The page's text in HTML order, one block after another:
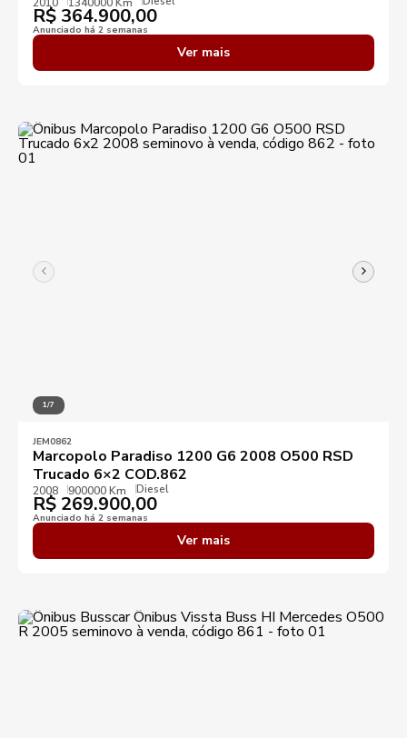
R$ 364.900,00
Anunciado há 2 semanas
Ver mais
1/7
JEM0862
Marcopolo Paradiso 1200 G6 2008 O500 RSD
Trucado 6×2 COD.862
2008 900000 Km Diesel
R$ 269.900,00
Anunciado há 2 semanas
Ver mais